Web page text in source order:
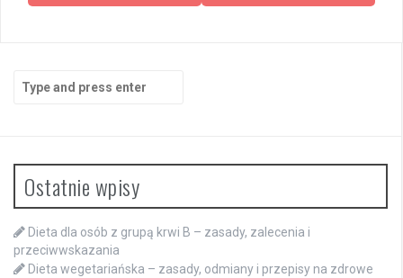
for:
Ostatnie wpisy
Dieta dla osób z grupą krwi B – zasady, zalecenia i
przeciwwskazania
Dieta wegetariańska – zasady, odmiany i przepisy na zdrowe